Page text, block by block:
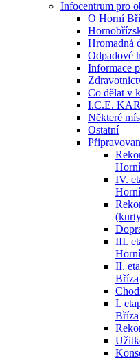
Infocentrum pro
O Horní
Hromadná
Odpadové
Informace
Co dělat v
I.C.E.
Některé
Ostatní
IV.
III.
II.
Bříza
I.
Bříza